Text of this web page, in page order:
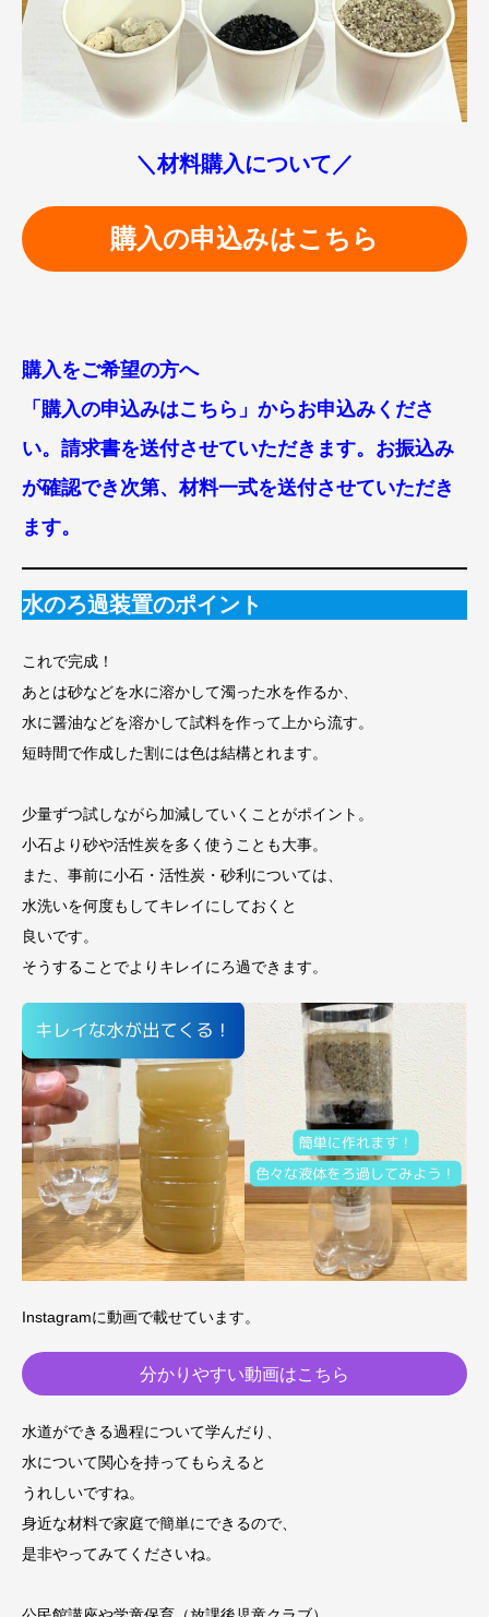
＼材料購入について／
購入の申込みはこちら
購入をご希望の方へ
「購入の申込みはこちら」からお申込みくださ
い。請求書を送付させていただきます。お振込み
が確認でき次第、材料一式を送付させていただき
ます。
水のろ過装置のポイント
これで完成！
あとは砂などを水に溶かして濁った水を作るか、
水に醤油などを溶かして試料を作って上から流す。
短時間で作成した割には色は結構とれます。
少量ずつ試しながら加減していくことがポイント。
小石より砂や活性炭を多く使うことも大事。
また、事前に小石・活性炭・砂利については、
水洗いを何度もしてキレイにしておくと
良いです。
そうすることでよりキレイにろ過できます。
Instagramに動画で載せています。
分かりやすい動画はこちら
水道ができる過程について学んだり、
水について関心を持ってもらえると
うれしいですね。
身近な材料で家庭で簡単にできるので、
是非やってみてくださいね。